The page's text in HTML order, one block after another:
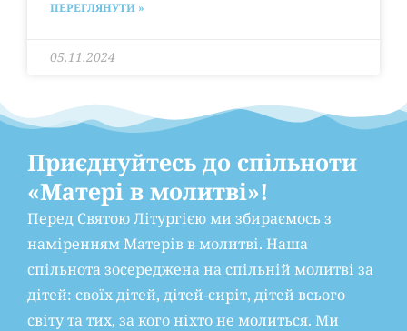
ПЕРЕГЛЯНУТИ »
05.11.2024
Приєднуйтесь до спільноти
«Матері в молитві»!
Перед Святою Літургією ми збираємось з
наміренням Матерів в молитві. Наша
спільнота зосереджена на спільній молитві за
дітей: своїх дітей, дітей-сиріт, дітей всього
світу та тих, за кого ніхто не молиться. Ми